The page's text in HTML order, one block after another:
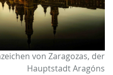
von Zaragozas, der
Hauptstadt Aragóns